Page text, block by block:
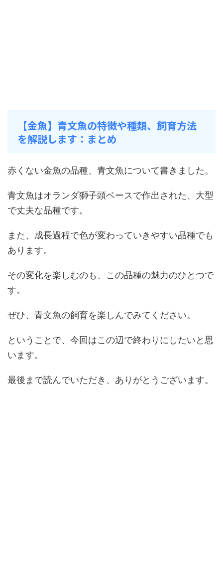
【金魚】青文魚の特徴や種類、飼育方法
を解説します：まとめ
赤くない金魚の品種、青文魚について書きました。
青文魚はオランダ獅子頭ベースで作出された、大型
で丈夫な品種です。
また、成長過程で色が変わっていきやすい品種でも
あります。
その変化を楽しむのも、この品種の魅力のひとつで
す。
ぜひ、青文魚の飼育を楽しんでみてください。
ということで、今回はこの辺で終わりにしたいと思
います。
最後まで読んでいただき、ありがとうございます。